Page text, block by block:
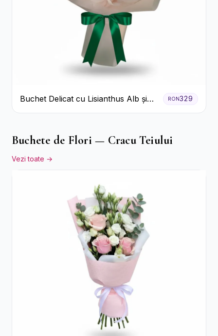
Buchet Delicat cu Lisianthus Alb și
Roz
RON329
Buchete de Flori — Cracu Teiului
Vezi toate →